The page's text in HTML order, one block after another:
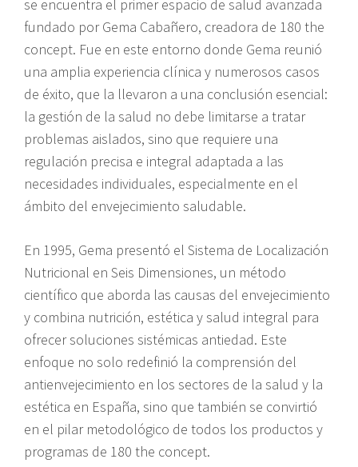
se encuentra el primer espacio de salud avanzada
fundado por Gema Cabañero, creadora de 180 the
concept. Fue en este entorno donde Gema reunió
una amplia experiencia clínica y numerosos casos
de éxito, que la llevaron a una conclusión esencial:
la gestión de la salud no debe limitarse a tratar
problemas aislados, sino que requiere una
regulación precisa e integral adaptada a las
necesidades individuales, especialmente en el
ámbito del envejecimiento saludable.
En 1995, Gema presentó el Sistema de Localización
Nutricional en Seis Dimensiones, un método
científico que aborda las causas del envejecimiento
y combina nutrición, estética y salud integral para
ofrecer soluciones sistémicas antiedad. Este
enfoque no solo redefinió la comprensión del
antienvejecimiento en los sectores de la salud y la
estética en España, sino que también se convirtió
en el pilar metodológico de todos los productos y
programas de 180 the concept.